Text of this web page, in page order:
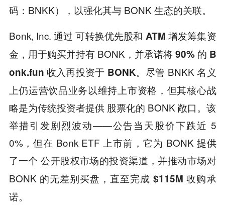
码：BNKK），以强化其与 BONK 生态的关联。
Bonk, Inc. 通过可转换优先股和 ATM 增发筹集资
金 ，用于购买并持有 BONK，并承诺将90% 的 B
onk.fun 收入再投资于 BONK。 尽管 BNKK 名义
上仍运营饮品业务以维持上市资格，但其核心战
略是为传统投资者提供 股票化的 BONK 敞口。该
举措引发剧烈波动——公告当天股价下跌近 5
0%，但在 Bonk ETF 上市前，它为 BONK 提供
了一个公开股权市场的投资渠道 ，并推动市场对
BONK 的无差别买盘，直至完成$115M 收购承
诺。